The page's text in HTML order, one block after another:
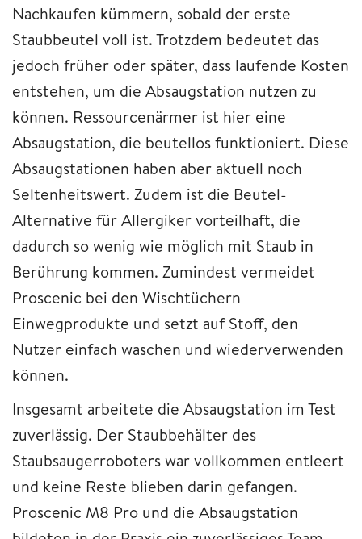
Nachkaufen kümmern, sobald der erste
Staubbeutel voll ist. Trotzdem bedeutet das
jedoch früher oder später, dass laufende Kosten
entstehen, um die Absaugstation nutzen zu
können. Ressourcenärmer ist hier eine
Absaugstation, die beutellos funktioniert. Diese
Absaugstationen haben aber aktuell noch
Seltenheitswert. Zudem ist die Beutel-
Alternative für Allergiker vorteilhaft, die
dadurch so wenig wie möglich mit Staub in
Berührung kommen. Zumindest vermeidet
Proscenic bei den Wischtüchern
Einwegprodukte und setzt auf Stoff, den
Nutzer einfach waschen und wiederverwenden
können.
Insgesamt arbeitete die Absaugstation im Test
zuverlässig. Der Staubbehälter des
Staubsaugerroboters war vollkommen entleert
und keine Reste blieben darin gefangen.
Proscenic M8 Pro und die Absaugstation